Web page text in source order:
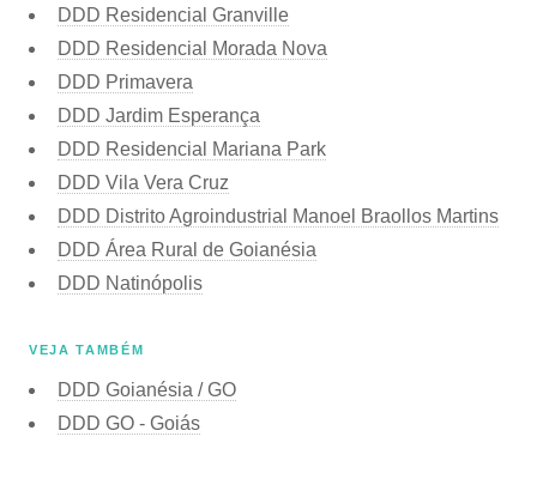
DDD Residencial Granville
DDD Residencial Morada Nova
DDD Primavera
DDD Jardim Esperança
DDD Residencial Mariana Park
DDD Vila Vera Cruz
DDD Distrito Agroindustrial Manoel Braollos Martins
DDD Área Rural de Goianésia
DDD Natinópolis
VEJA TAMBÉM
DDD Goianésia / GO
DDD GO - Goiás